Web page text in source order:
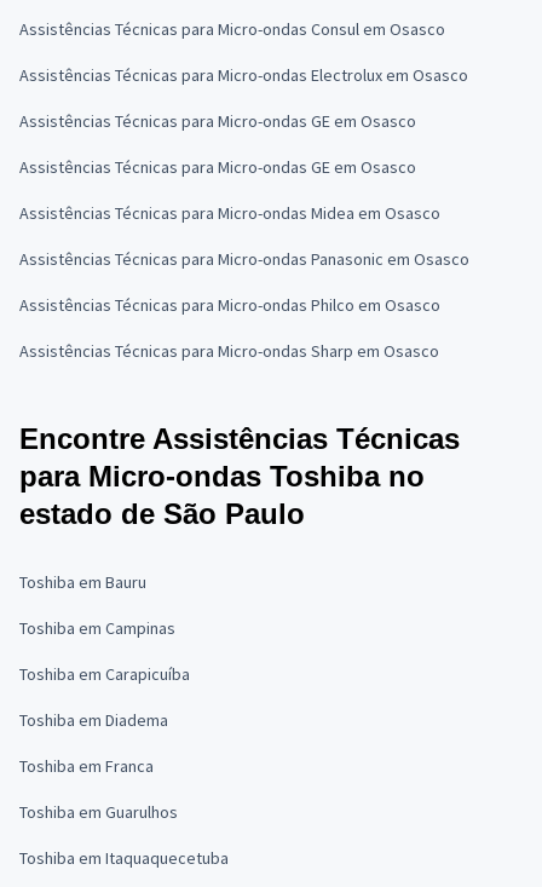
Assistências Técnicas para Micro-ondas Consul em Osasco
Assistências Técnicas para Micro-ondas Electrolux em Osasco
Assistências Técnicas para Micro-ondas GE em Osasco
Assistências Técnicas para Micro-ondas GE em Osasco
Assistências Técnicas para Micro-ondas Midea em Osasco
Assistências Técnicas para Micro-ondas Panasonic em Osasco
Assistências Técnicas para Micro-ondas Philco em Osasco
Assistências Técnicas para Micro-ondas Sharp em Osasco
Encontre Assistências Técnicas
para Micro-ondas Toshiba no
estado de São Paulo
Toshiba em Bauru
Toshiba em Campinas
Toshiba em Carapicuíba
Toshiba em Diadema
Toshiba em Franca
Toshiba em Guarulhos
Toshiba em Itaquaquecetuba